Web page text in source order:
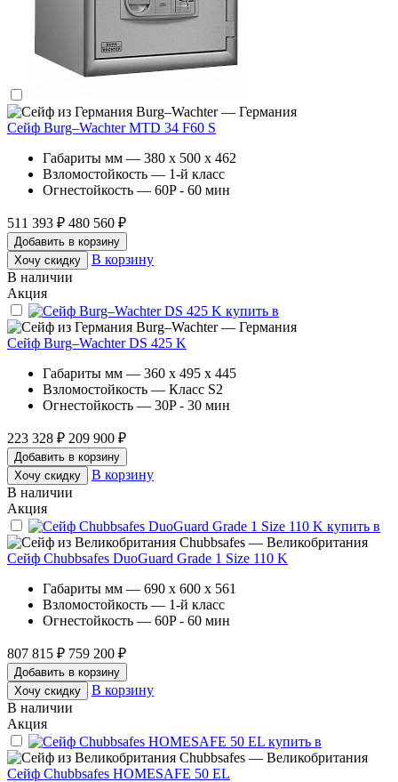
Burg–Wachter — Германия
Сейф Burg–Wachter MTD 34 F60 S
Габариты мм — 380 x 500 x 462
Взломостойкость — 1-й класс
Огнестойкость — 60P - 60 мин
511 393 ₽ 480 560 ₽
Добавить в корзину
Хочу скидку
В корзину
В наличии
Акция
Burg–Wachter — Германия
Сейф Burg–Wachter DS 425 K
Габариты мм — 360 x 495 x 445
Взломостойкость — Класс S2
Огнестойкость — 30P - 30 мин
223 328 ₽ 209 900 ₽
Добавить в корзину
Хочу скидку
В корзину
В наличии
Акция
Chubbsafes — Великобритания
Сейф Chubbsafes DuoGuard Grade 1 Size 110 K
Габариты мм — 690 x 600 x 561
Взломостойкость — 1-й класс
Огнестойкость — 60P - 60 мин
807 815 ₽ 759 200 ₽
Добавить в корзину
Хочу скидку
В корзину
В наличии
Акция
Chubbsafes — Великобритания
Сейф Chubbsafes HOMESAFE 50 EL